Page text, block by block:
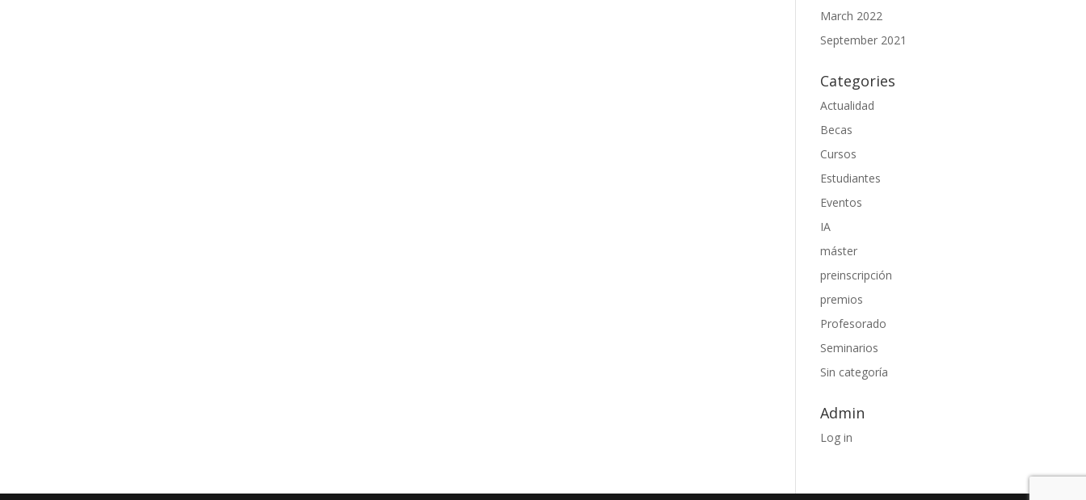
March 2022
September 2021
Categories
Actualidad
Becas
Cursos
Estudiantes
Eventos
IA
máster
preinscripción
premios
Profesorado
Seminarios
Sin categoría
Admin
Log in